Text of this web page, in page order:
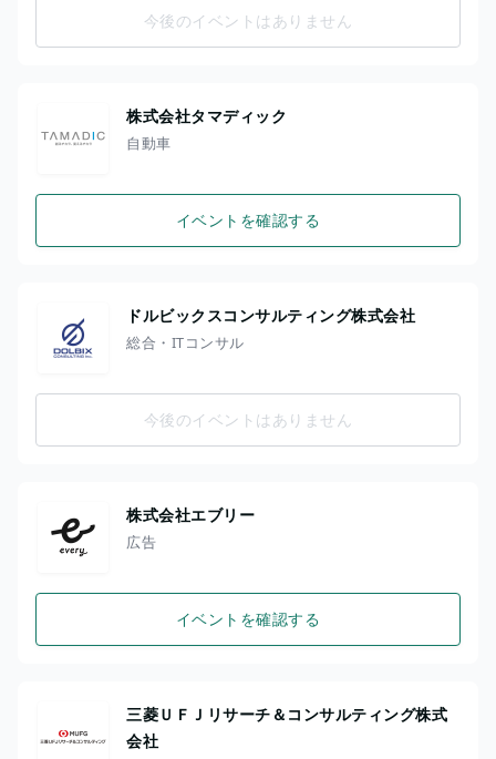
今後のイベントはありません
株式会社タマディック
自動車
イベントを確認する
ドルビックスコンサルティング株式会社
総合・ITコンサル
今後のイベントはありません
株式会社エブリー
広告
イベントを確認する
三菱ＵＦＪリサーチ＆コンサルティング株式
会社